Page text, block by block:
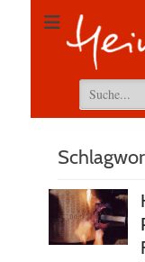
Suchen
nach: